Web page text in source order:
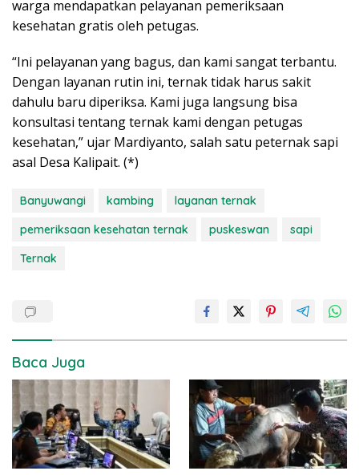
warga mendapatkan pelayanan pemeriksaan
kesehatan gratis oleh petugas.
“Ini pelayanan yang bagus, dan kami sangat terbantu.
Dengan layanan rutin ini, ternak tidak harus sakit
dahulu baru diperiksa. Kami juga langsung bisa
konsultasi tentang ternak kami dengan petugas
kesehatan,” ujar Mardiyanto, salah satu peternak sapi
asal Desa Kalipait. (*)
Banyuwangi kambing
layanan ternak
pemeriksaan kesehatan ternak
puskeswan
sapi
Ternak
Baca Juga